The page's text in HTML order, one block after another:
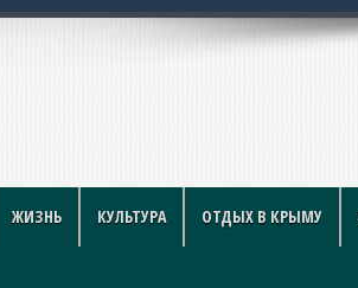
ЖИЗНЬ КУЛЬТУРА ОТДЫХ В КРЫМУ